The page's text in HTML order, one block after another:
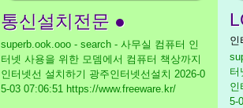
통신설치전문 ●
superb.ook.ooo - search - 사무실 컴퓨터 인
터넷 사용을 위한 모뎀에서 컴퓨터 책상까지
인터넷선 설치하기 광주인터넷선설치 2026-0
5-03 07:06:51 https://www.freeware.kr/
인
터
인
5-